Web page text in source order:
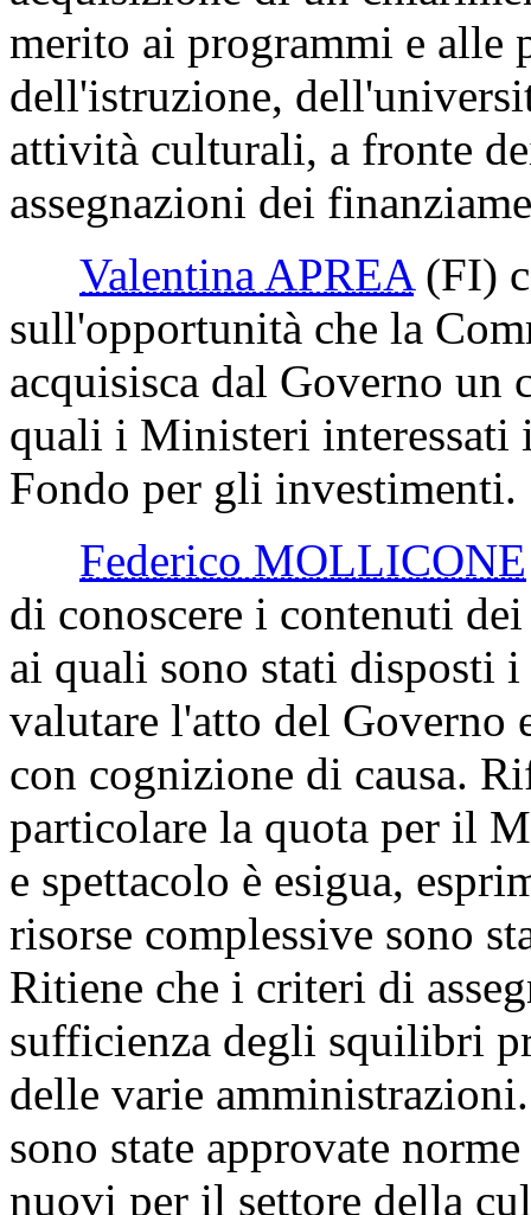
merito ai programmi e alle
dell'istruzione,
attività culturali, a fronte
assegnazioni dei
Valentina APREA (FI)
sull'opportunità che la
acquisisca dal Governo
quali i Ministeri interessati
Fondo per gli investimenti.
Federico MOLLICONE
di conoscere i contenuti
ai quali sono stati disposti
valutare l'atto del Governo
con cognizione di causa.
particolare la quota per il
e spettacolo è esigua,
risorse complessive sono
Ritiene che i criteri di
sufficienza degli squilibri
delle varie
sono state approvate
nuovi per il settore della